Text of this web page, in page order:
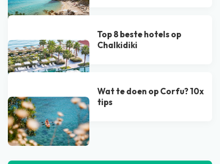
Top 8 beste hotels op
Chalkidiki
Wat te doen op Corfu? 10x
tips
Bekijk alle blogs